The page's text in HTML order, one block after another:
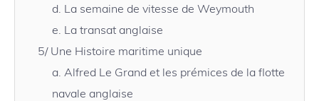
d. La semaine de vitesse de Weymouth
e. La transat anglaise
5/ Une Histoire maritime unique
a. Alfred Le Grand et les prémices de la flotte
navale anglaise